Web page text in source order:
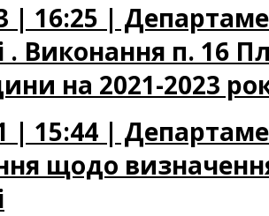
| 16:25 |
. Виконання п. 16
на 2021-2023
| 15:44 |
щодо визначення